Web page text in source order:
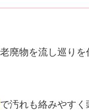
廃物を流し巡りを
で汚れも絡みやす